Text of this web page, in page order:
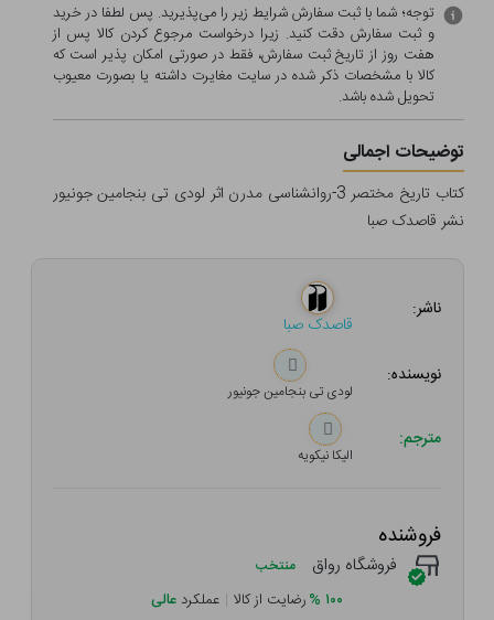
توجه؛ شما با ثبت سفارش شرایط زیر را می‌پذیرید. پس لطفا در خرید
و ثبت سفارش دقت کنید. زیرا درخواست مرجوع کردن کالا پس از
هفت روز از تاریخ ثبت سفارش، فقط در صورتی امکان پذیر است که
کالا با مشخصات ذکر شده در سایت مغایرت داشته یا بصورت معيوب
تحویل شده باشد.
توضیحات اجمالی
کتاب تاریخ مختصر 3-روانشناسی مدرن اثر لودی تی بنجامین جونیور
نشر قاصدک صبا
ناشر:
قاصدک صبا
نویسنده:
لودی تی بنجامین جونیور
مترجم:
الیکا نیکویه
فروشنده
فروشگاه رواق منتخب
۱۰۰ %رضایت از کالا | عملکرد عالی